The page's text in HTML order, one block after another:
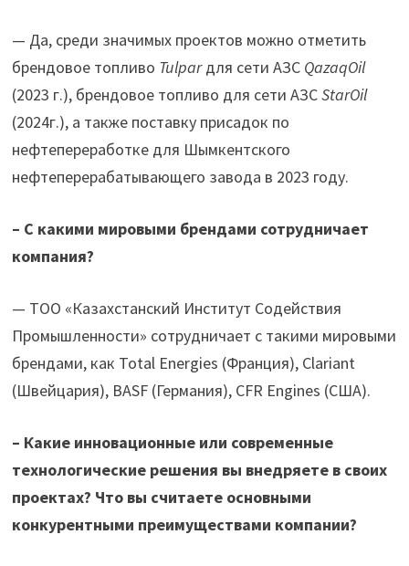
— Да, среди значимых проектов можно отметить
брендовое топливо Tulparдля сети АЗС QazaqOil
(2023 г.), брендовое топливо для сети АЗСStarOil
(2024г.), а также поставку присадок по
нефтепереработке для Шымкентского
нефтеперерабатывающего завода в 2023 году.
– С какими мировыми брендами сотрудничает
компания?
— ТОО «Казахстанский Институт Содействия
Промышленности» сотрудничает с такими мировыми
брендами, как Total Energies (Франция), Clariant
(Швейцария), BASF (Германия), CFR Engines (США).
– Какие инновационные или современные
технологические решения вы внедряете в своих
проектах? Что вы считаете основными
конкурентными преимуществами компании?